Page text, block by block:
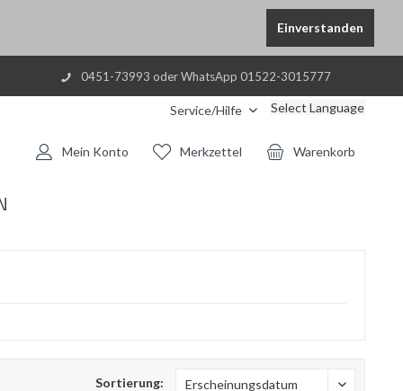
Einverstanden
0451-73993 oder WhatsApp 01522-3015777
Service/Hilfe Select Language
Warenkorb
Merkzettel
Mein Konto
Sortierung: